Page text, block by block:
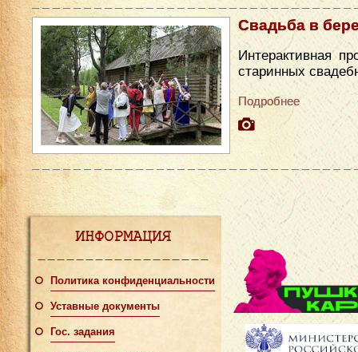
Свадьба в
Интерактивная
старинных
Подробнее
ИНФОРМАЦИЯ
Политика конфиденциальности
Уставные документы
Гос. задания